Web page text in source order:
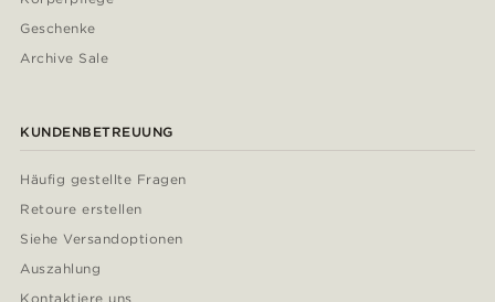
Geschenke
Archive Sale
KUNDENBETREUUNG
Häufig gestellte Fragen
Retoure erstellen
Siehe Versandoptionen
Auszahlung
Kontaktiere uns